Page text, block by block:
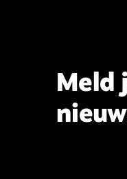
Meld